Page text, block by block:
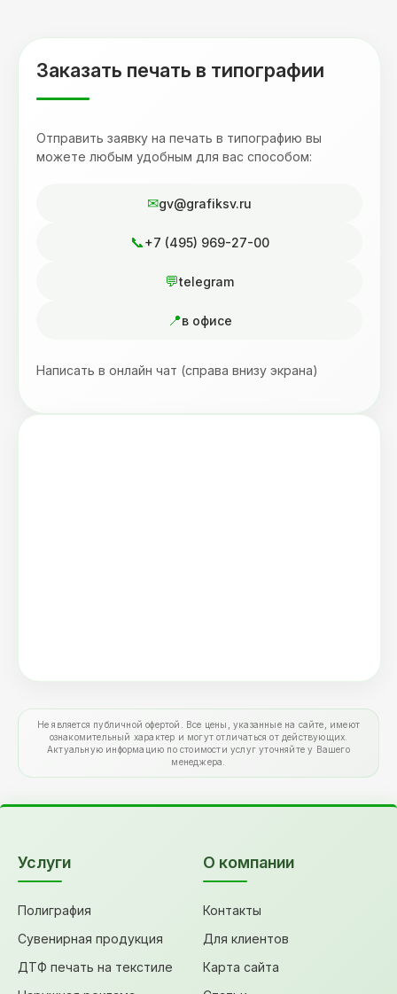
Заказать печать в типографии
Отправить заявку на печать в типографию вы
можете любым удобным для вас способом:
gv@grafiksv.ru
+7 (495) 969-27-00
telegram
в офисе
Написать в онлайн чат (справа внизу экрана)
Не является публичной офертой. Все цены, указанные на сайте, имеют
ознакомительный характер и могут отличаться от действующих.
Актуальную информацию по стоимости услуг уточняйте у Вашего
менеджера.
Услуги
Полиграфия
Сувенирная продукция
ДТФ печать на текстиле
О компании
Контакты
Для клиентов
Карта сайта